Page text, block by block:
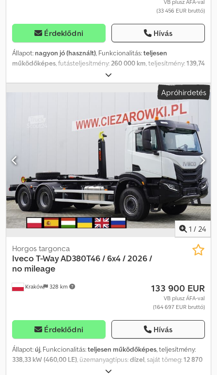
VB plusz ÁFA-val
(33 456 EUR bruttó)
Érdeklődni Hívás
Állapot: nagyon jó (használt), Funkcionalitás:teljesen
működőképes, futásteljesítmény:260 000 km, teljesítmény:139,74
, üzemanyagtípus:dízel
maximális teherbírás:5 480 kg, össztömeg:14 000 kg,
fehér , vezetőfülke: nappali fülke,
, felfüggesztés:
6 740 mm, rakodótér szélesség:2 460
2 450 mm, Gyártási év:2017, Felszereltség:
, Iveco Eurocargo 140-190 4×2 E6 / Húshorgos
hűtőszekrény / Dhollandia húsemelő / Carrier Supra 850 2017-es
év Futott 260 ezer km Műszaki adatok Össztömeg 14000 kg Súlya
8520 kg hasznos teher 5480 kg 190 LE A motor űrtartalma 4485 cc
E6 Hátsó légrugózás 5 soros húshorgos hűtőszekrény Codjzrvr
Repfx Amgoha Méretek belül Hossza 674 cm szélessége 246 cm
Magasság 245 cm Dhollandia húsemelő 1000 kg Diesel-Electro
Carrier Supra 850 hűtőegység napi fülke Tachográf Automata
sebességváltó Rádió Az autót egy Iveco szalonban vásároltuk és
szervizeltük. 100%-ban balesetmentes, 1 tulajdonos használta,
Apróhirdetés
1 / 24
Kraków 328 km
Horgos targonca
IvecoT-Way AD380T46 / 6x4 / 2026 /
no mileage
133 900 EUR
VB plusz ÁFA-val
(164 697 EUR bruttó)
Érdeklődni Hívás
Állapot:új, Funkcionalitás:teljesen működőképes, teljesítmény:
338,33 kW (460,00 LE), üzemanyagtípus:dízel, saját tömeg:12 870
21 630 kg